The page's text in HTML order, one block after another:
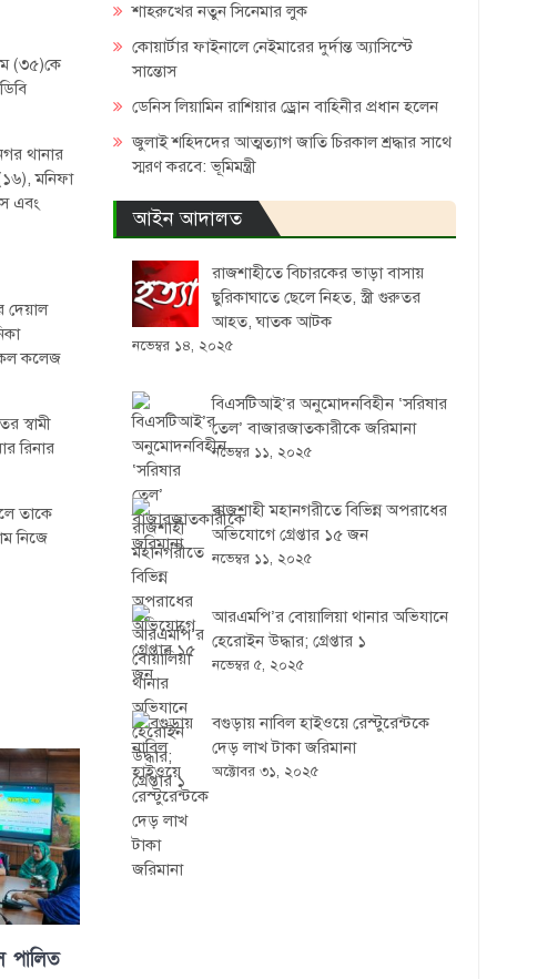
(৩৫)কে
থানার
মনিফা
এবং
দেয়াল
কলেজ
স্বামী
রিনার
তাকে
নিজে
পালিত
শাহরুখের নতুন সিনেমার লুক
কোয়ার্টার ফাইনালে নেইমারের দুর্দান্ত অ্যাসিস্টে
সান্তোস
ডেনিস লিয়ামিন রাশিয়ার ড্রোন বাহিনীর প্রধান হলেন
জুলাই শহিদদের আত্মত্যাগ জাতি চিরকাল শ্রদ্ধার সাথে
স্মরণ করবে: ভূমিমন্ত্রী
আইন আদালত
রাজশাহীতে বিচারকের ভাড়া বাসায়
ছুরিকাঘাতে ছেলে নিহত, স্ত্রী গুরুতর
আহত, ঘাতক আটক
নভেম্বর ১৪, ২০২৫
বিএসটিআই’র অনুমোদনবিহীন ‘সরিষার
তেল’ বাজারজাতকারীকে জরিমানা
নভেম্বর ১১, ২০২৫
রাজশাহী মহানগরীতে বিভিন্ন অপরাধের
অভিযোগে গ্রেপ্তার ১৫ জন
নভেম্বর ১১, ২০২৫
আরএমপি’র বোয়ালিয়া থানার অভিযানে
হেরোইন উদ্ধার; গ্রেপ্তার ১
নভেম্বর ৫, ২০২৫
বগুড়ায় নাবিল হাইওয়ে রেস্টুরেন্টকে
দেড় লাখ টাকা জরিমানা
অক্টোবর ৩১, ২০২৫